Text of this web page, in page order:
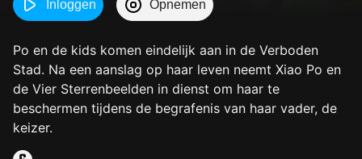
Inloggen Opnemen
Po en de kids komen eindelijk aan in de Verboden
Stad. Na een aanslag op haar leven neemt Xiao Po en
de Vier Sterrenbeelden in dienst om haar te
beschermen tijdens de begrafenis van haar vader, de
keizer.